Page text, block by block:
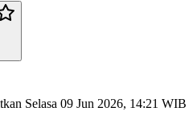
Selasa 09 Jun 2026, 14:21 WIB